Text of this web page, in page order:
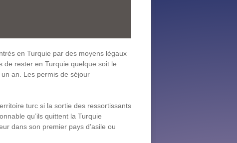
en Turquie par des moyens légaux
de rester en Turquie quelque soit le
an. Les permis de séjour
turc si la sortie des ressortissants
qu’ils quittent la Turquie
dans son premier pays d’asile ou